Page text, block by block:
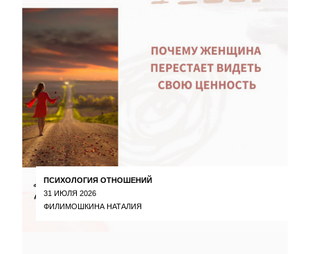
ПСИХОЛОГИЯ ОТНОШЕНИЙ
31 ИЮЛЯ 2026
ФИЛИМОШКИНА НАТАЛИЯ